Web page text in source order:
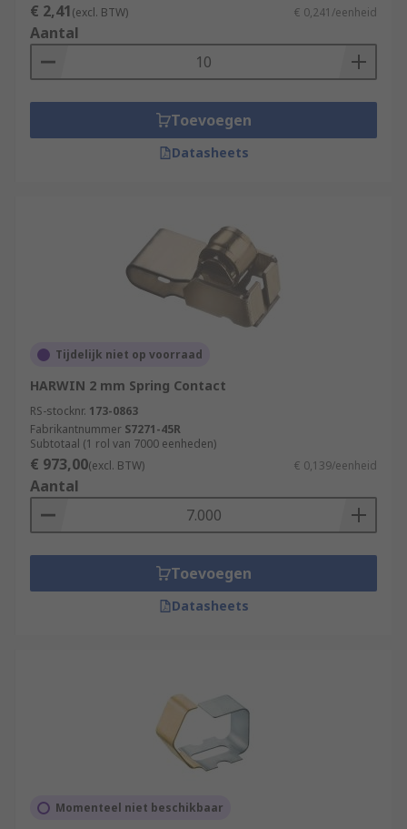
€ 2,41(excl. BTW) € 0,241/eenheid
Aantal
Toevoegen
Datasheets
Tijdelijk niet op voorraad
HARWIN 2 mm Spring Contact
RS-stocknr. 173-0863
Fabrikantnummer S7271-45R
Subtotaal (1 rol van 7000 eenheden)
€ 973,00(excl. BTW) € 0,139/eenheid
Aantal
Toevoegen
Datasheets
Momenteel niet beschikbaar